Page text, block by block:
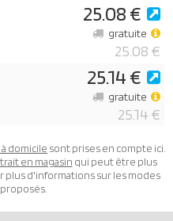
25.08 €
25.08 €
gratuite
25.14 €
25.14 €
gratuite
domicile sont prises en compte ici.
en magasin qui peut être plus
plus d'informations sur les modes